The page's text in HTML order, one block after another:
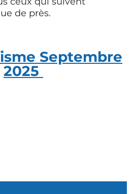
de près.
Septembre
2025